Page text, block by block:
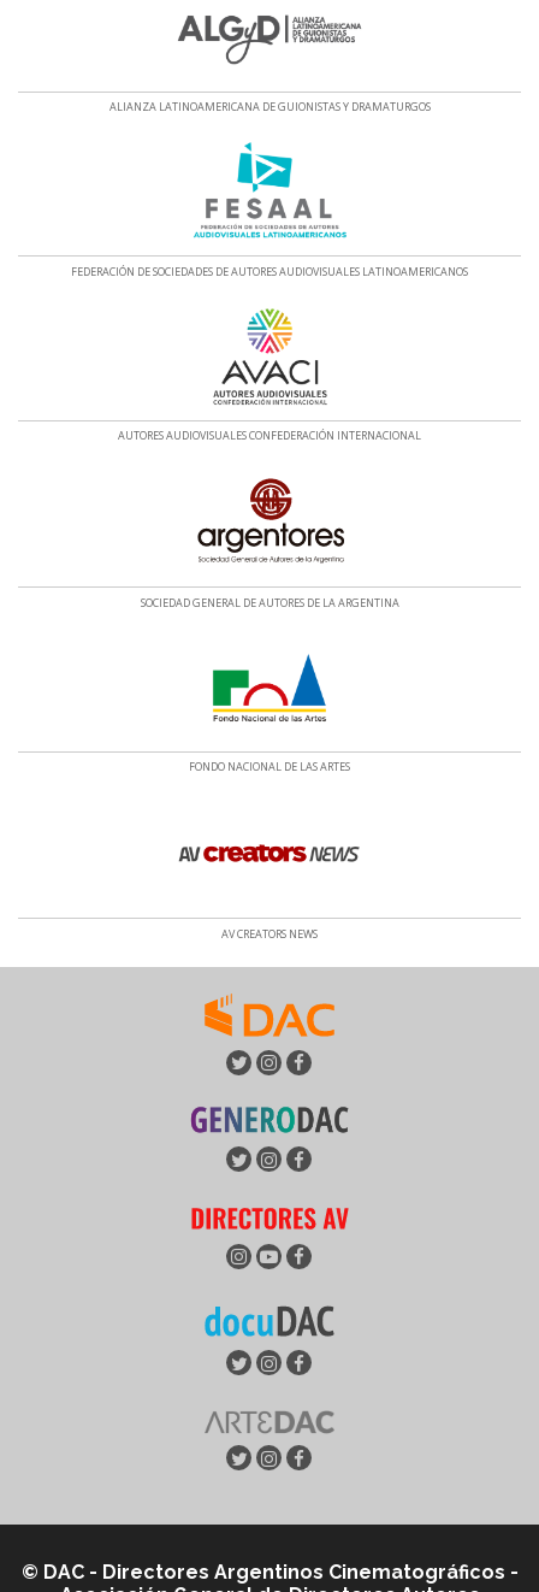
ALIANZA LATINOAMERICANA DE GUIONISTAS Y DRAMATURGOS
FEDERACIÓN DE SOCIEDADES DE AUTORES AUDIOVISUALES LATINOAMERICANOS
AUTORES AUDIOVISUALES CONFEDERACIÓN INTERNACIONAL
SOCIEDAD GENERAL DE AUTORES DE LA ARGENTINA
FONDO NACIONAL DE LAS ARTES
AV CREATORS NEWS
© DAC - Directores Argentinos Cinematográficos -